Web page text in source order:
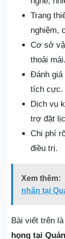
Trang
nghiệm,
Cơ sở
thoải mái.
Đánh giá
tích cực.
Dịch vụ
trợ đặt
Chi phí
điều trị.
Xem thêm:
nhân tại
Bài viết trên
họng tại